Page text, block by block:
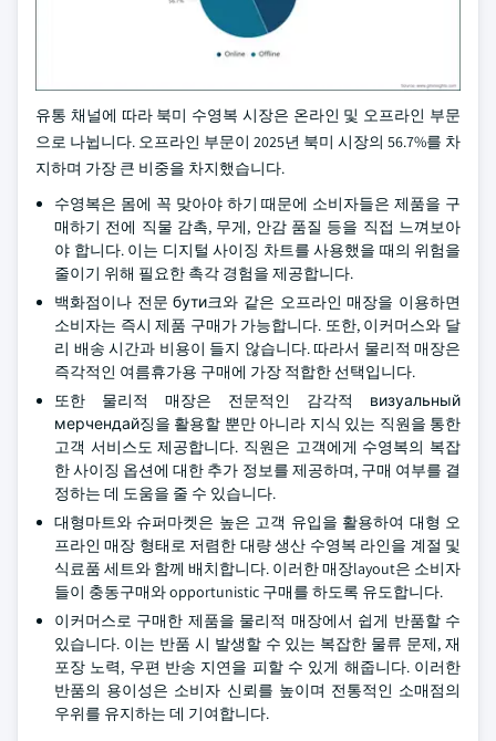
유통 채널에 따라 북미 수영복 시장은 온라인 및 오프라인 부문
으로 나뉩니다. 오프라인 부문이 2025년 북미 시장의 56.7%를 차
지하며 가장 큰 비중을 차지했습니다.
수영복은 몸에 꼭 맞아야 하기 때문에 소비자들은 제품을 구
매하기 전에 직물 감촉, 무게, 안감 품질 등을 직접 느껴보아
야 합니다. 이는 디지털 사이징 차트를 사용했을 때의 위험을
줄이기 위해 필요한 촉각 경험을 제공합니다.
백화점이나 전문 бути크와 같은 오프라인 매장을 이용하면
소비자는 즉시 제품 구매가 가능합니다. 또한, 이커머스와 달
리 배송 시간과 비용이 들지 않습니다. 따라서 물리적 매장은
즉각적인 여름휴가용 구매에 가장 적합한 선택입니다.
또한 물리적 매장은 전문적인 감각적 визуальный
мерчендай징을 활용할 뿐만 아니라 지식 있는 직원을 통한
고객 서비스도 제공합니다. 직원은 고객에게 수영복의 복잡
한 사이징 옵션에 대한 추가 정보를 제공하며, 구매 여부를 결
정하는 데 도움을 줄 수 있습니다.
대형마트와 슈퍼마켓은 높은 고객 유입을 활용하여 대형 오
프라인 매장 형태로 저렴한 대량 생산 수영복 라인을 계절 및
식료품 세트와 함께 배치합니다. 이러한 매장layout은 소비자
들이 충동구매와 opportunistic 구매를 하도록 유도합니다.
이커머스로 구매한 제품을 물리적 매장에서 쉽게 반품할 수
있습니다. 이는 반품 시 발생할 수 있는 복잡한 물류 문제, 재
포장 노력, 우편 반송 지연을 피할 수 있게 해줍니다. 이러한
반품의 용이성은 소비자 신뢰를 높이며 전통적인 소매점의
우위를 유지하는 데 기여합니다.